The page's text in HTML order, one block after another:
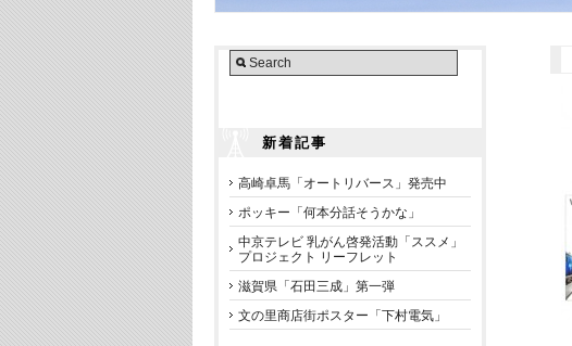
新着記事
高崎卓馬「オートリバース」発売中
ポッキー「何本分話そうかな」
中京テレビ 乳がん啓発活動「ススメ」
プロジェクト リーフレット
滋賀県「石田三成」第一弾
文の里商店街ポスター「下村電気」